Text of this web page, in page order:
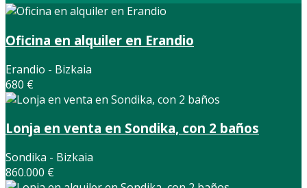
Oficina en alquiler en Erandio
Erandio - Bizkaia
680 €
Lonja en venta en Sondika, con 2 baños
Sondika - Bizkaia
860.000 €